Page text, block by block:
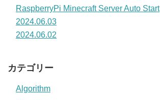
RaspberryPi Minecraft Server Auto Start
2024.06.03
2024.06.02
カテゴリー
Algorithm